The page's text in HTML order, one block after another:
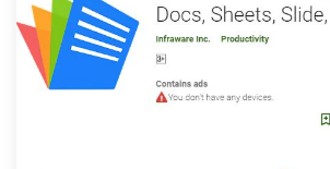
Gesundheitswesen
Finanzen
Bewertungen
Sehen Sie, was unsere Nutzer sagen.
Kostenlose PDF-Vorlagen
Bearbeiten, Drucken und Anpassen von